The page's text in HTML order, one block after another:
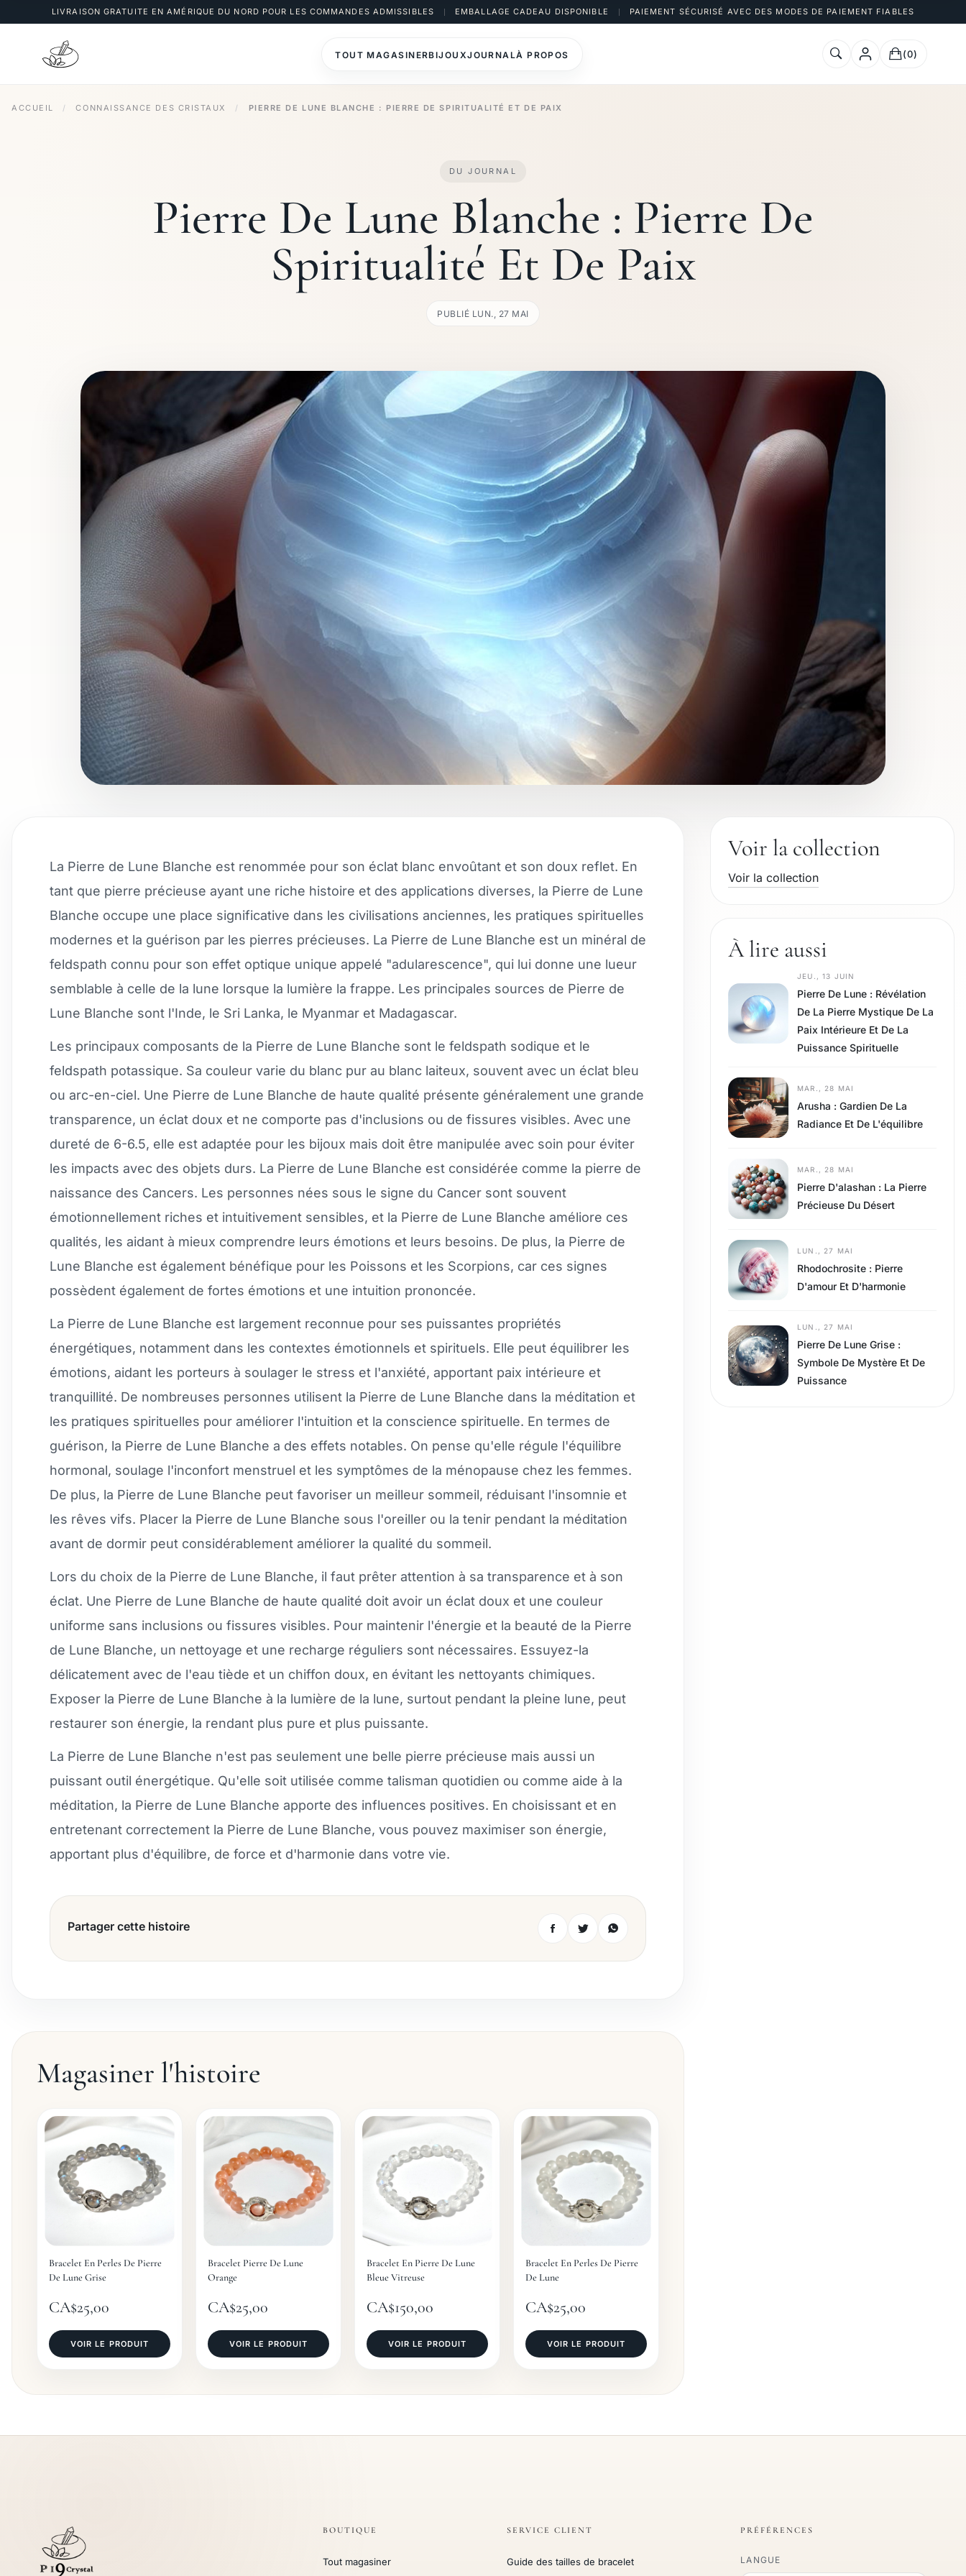
LIVRAISON GRATUITE EN AMÉRIQUE DU NORD POUR LES COMMANDES ADMISSIBLES EMBALLAGE CADEAU DISPONIBLE PAIEMENT SÉCURISÉ AVEC DES MODES DE PAIEMENT FIABLES
TOUT MAGASINERBIJOUXJOURNALÀ PROPOS (0)
ACCUEIL / CONNAISSANCE DES CRISTAUX / PIERRE DE LUNE BLANCHE : PIERRE DE SPIRITUALITÉ ET DE PAIX
DU JOURNAL
Pierre De Lune Blanche : Pierre De
Spiritualité Et De Paix
PUBLIÉ LUN., 27 MAI
La Pierre de Lune Blanche est renommée pour son éclat blanc envoûtant et son doux reflet. En
tant que pierre précieuse ayant une riche histoire et des applications diverses, la Pierre de Lune
Blanche occupe une place significative dans les civilisations anciennes, les pratiques spirituelles
modernes et la guérison par les pierres précieuses. La Pierre de Lune Blanche est un minéral de
feldspath connu pour son effet optique unique appelé "adularescence", qui lui donne une lueur
semblable à celle de la lune lorsque la lumière la frappe. Les principales sources de Pierre de
Lune Blanche sont l'Inde, le Sri Lanka, le Myanmar et Madagascar.
Les principaux composants de la Pierre de Lune Blanche sont le feldspath sodique et le
feldspath potassique. Sa couleur varie du blanc pur au blanc laiteux, souvent avec un éclat bleu
ou arc-en-ciel. Une Pierre de Lune Blanche de haute qualité présente généralement une grande
transparence, un éclat doux et ne comporte pas d'inclusions ou de fissures visibles. Avec une
dureté de 6-6.5, elle est adaptée pour les bijoux mais doit être manipulée avec soin pour éviter
les impacts avec des objets durs. La Pierre de Lune Blanche est considérée comme la pierre de
naissance des Cancers. Les personnes nées sous le signe du Cancer sont souvent
émotionnellement riches et intuitivement sensibles, et la Pierre de Lune Blanche améliore ces
qualités, les aidant à mieux comprendre leurs émotions et leurs besoins. De plus, la Pierre de
Lune Blanche est également bénéfique pour les Poissons et les Scorpions, car ces signes
possèdent également de fortes émotions et une intuition prononcée.
La Pierre de Lune Blanche est largement reconnue pour ses puissantes propriétés
énergétiques, notamment dans les contextes émotionnels et spirituels. Elle peut équilibrer les
émotions, aidant les porteurs à soulager le stress et l'anxiété, apportant paix intérieure et
tranquillité. De nombreuses personnes utilisent la Pierre de Lune Blanche dans la méditation et
les pratiques spirituelles pour améliorer l'intuition et la conscience spirituelle. En termes de
guérison, la Pierre de Lune Blanche a des effets notables. On pense qu'elle régule l'équilibre
hormonal, soulage l'inconfort menstruel et les symptômes de la ménopause chez les femmes.
De plus, la Pierre de Lune Blanche peut favoriser un meilleur sommeil, réduisant l'insomnie et
les rêves vifs. Placer la Pierre de Lune Blanche sous l'oreiller ou la tenir pendant la méditation
avant de dormir peut considérablement améliorer la qualité du sommeil.
Lors du choix de la Pierre de Lune Blanche, il faut prêter attention à sa transparence et à son
éclat. Une Pierre de Lune Blanche de haute qualité doit avoir un éclat doux et une couleur
uniforme sans inclusions ou fissures visibles. Pour maintenir l'énergie et la beauté de la Pierre
de Lune Blanche, un nettoyage et une recharge réguliers sont nécessaires. Essuyez-la
délicatement avec de l'eau tiède et un chiffon doux, en évitant les nettoyants chimiques.
Exposer la Pierre de Lune Blanche à la lumière de la lune, surtout pendant la pleine lune, peut
restaurer son énergie, la rendant plus pure et plus puissante.
La Pierre de Lune Blanche n'est pas seulement une belle pierre précieuse mais aussi un
puissant outil énergétique. Qu'elle soit utilisée comme talisman quotidien ou comme aide à la
méditation, la Pierre de Lune Blanche apporte des influences positives. En choisissant et en
entretenant correctement la Pierre de Lune Blanche, vous pouvez maximiser son énergie,
apportant plus d'équilibre, de force et d'harmonie dans votre vie.
Partager cette histoire
Magasiner l'histoire
Bracelet En Perles De Pierre
De Lune Grise
CA$25,00
VOIR LE PRODUIT
Bracelet Pierre De Lune
Orange
CA$25,00
VOIR LE PRODUIT
Bracelet En Pierre De Lune
Bleue Vitreuse
CA$150,00
VOIR LE PRODUIT
Bracelet En Perles De Pierre
De Lune
CA$25,00
VOIR LE PRODUIT
Voir la collection
Voir la collection
À lire aussi
JEU., 13 JUIN
Pierre De Lune : Révélation
De La Pierre Mystique De La
Paix Intérieure Et De La
Puissance Spirituelle
MAR., 28 MAI
Arusha : Gardien De La
Radiance Et De L'équilibre
MAR., 28 MAI
Pierre D'alashan : La Pierre
Précieuse Du Désert
LUN., 27 MAI
Rhodochrosite : Pierre
D'amour Et D'harmonie
LUN., 27 MAI
Pierre De Lune Grise :
Symbole De Mystère Et De
Puissance
BOUTIQUE
Tout magasiner
SERVICE CLIENT
Guide des tailles de bracelet
PRÉFÉRENCES
LANGUE